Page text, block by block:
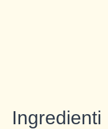
Ingredienti